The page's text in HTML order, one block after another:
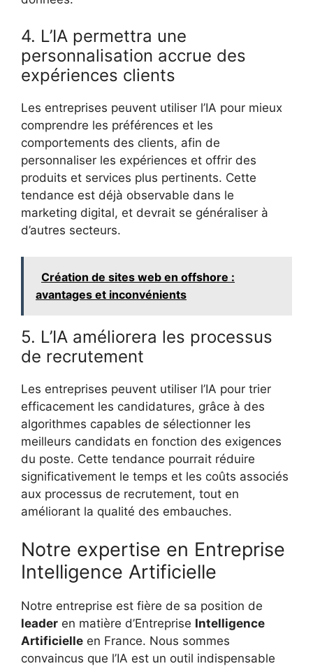
4. L’IA permettra une
personnalisation accrue des
expériences clients
Les entreprises peuvent utiliser l’IA pour mieux
comprendre les préférences et les
comportements des clients, afin de
personnaliser les expériences et offrir des
produits et services plus pertinents. Cette
tendance est déjà observable dans le
marketing digital, et devrait se généraliser à
d’autres secteurs.
Création de sites web en offshore :
avantages et inconvénients
5. L’IA améliorera les processus
de recrutement
Les entreprises peuvent utiliser l’IA pour trier
efficacement les candidatures, grâce à des
algorithmes capables de sélectionner les
meilleurs candidats en fonction des exigences
du poste. Cette tendance pourrait réduire
significativement le temps et les coûts associés
aux processus de recrutement, tout en
améliorant la qualité des embauches.
Notre expertise en Entreprise
Intelligence Artificielle
Notre entreprise est fière de sa position de
leader en matière d’Entreprise Intelligence
Artificielle en France. Nous sommes
convaincus que l’IA est un outil indispensable